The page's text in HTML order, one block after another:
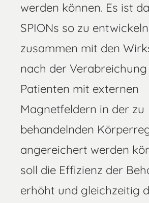
werden können. Es ist
SPIONs so zu
zusammen mit den
nach der Verabreichung
Patienten mit externen
Magnetfeldern in der zu
behandelnden
angereichert werden
soll die Effizienz der
erhöht und gleichzeitig